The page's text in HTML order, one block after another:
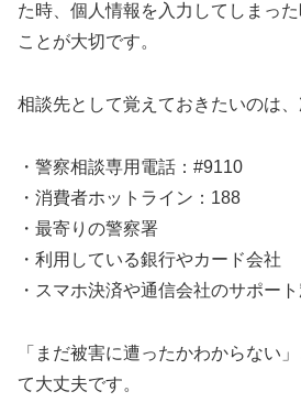
た時、個人情報を入力してしまっ
ことが大切です。
相談先として覚えておきたいのは、
・警察相談専用電話：#9110
・消費者ホットライン：188
・最寄りの警察署
・利用している銀行やカード会社
・スマホ決済や通信会社のサポー
「まだ被害に遭ったかわからない
て大丈夫です。